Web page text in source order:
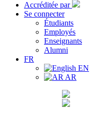
Accréditée par
Se connecter
Étudiants
Employés
Enseignants
Alumni
FR
EN
AR